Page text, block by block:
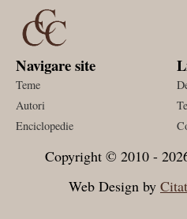
Navigare site
Teme
Autori
Enciclopedie
Copyright © 2010 -
Web Design by